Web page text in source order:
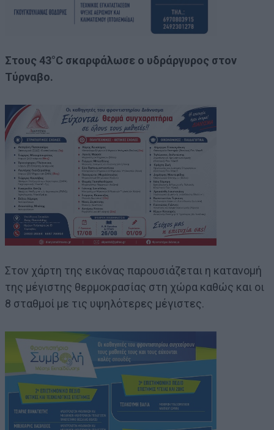
Στους 43°C σκαρφάλωσε ο υδράργυρος στον
Τύρναβο.
Στον χάρτη της εικόνας παρουσιάζεται η κατανομή
της μέγιστης θερμοκρασίας στη χώρα καθώς και οι
8 σταθμοί με τις υψηλότερες μέγιστες.